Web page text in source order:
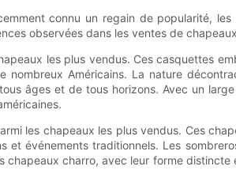
connu un regain de popularité,
observées dans les ventes de
les plus vendus. Ces casquettes
nombreux Américains. La nature
âges et de tous horizons. Avec un
les chapeaux les plus vendus. Ces
événements traditionnels. Les
charro, avec leur forme